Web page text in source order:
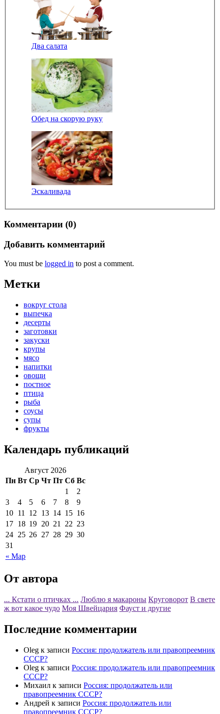
Два салата
Обед на скорую руку
Эскаливада
Комментарии (0)
Добавить комментарий
You must be logged in to post a comment.
Метки
вокруг стола
выпечка
десерты
заготовки
закуски
крупы
мясо
напитки
овощи
постное
птица
рыба
соусы
супы
фрукты
Календарь публикаций
Август 2026
Пн Вт Ср Чт Пт Сб Вс
« Мар
1
2
3
4 5 6 7 8
9
10 11 12 13 14 15 16
17 18 19 20 21 22 23
24 25 26 27 28 29 30
31
От автора
... Кстати о птичках ... Люблю я макароны Круговорот В свете
ж вот какое чудо Моя Швейцария Фауст и другие
Последние комментарии
Oleg к записи Россия: продолжатель или правопреемник
СССР?
Oleg к записи Россия: продолжатель или правопреемник
СССР?
Михаил к записи Россия: продолжатель или
правопреемник СССР?
Андрей к записи Россия: продолжатель или
правопреемник СССР?